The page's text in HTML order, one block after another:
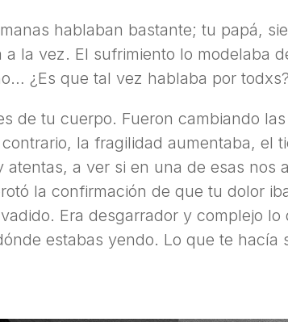
hablaban bastante; tu papá,
la vez. El sufrimiento lo modelaba
¿Es que tal vez hablaba por todxs?
de tu cuerpo. Fueron cambiando
la fragilidad aumentaba, el
a ver si en una de esas nos
la confirmación de que tu dolor
Era desgarrador y complejo
estabas yendo. Lo que te